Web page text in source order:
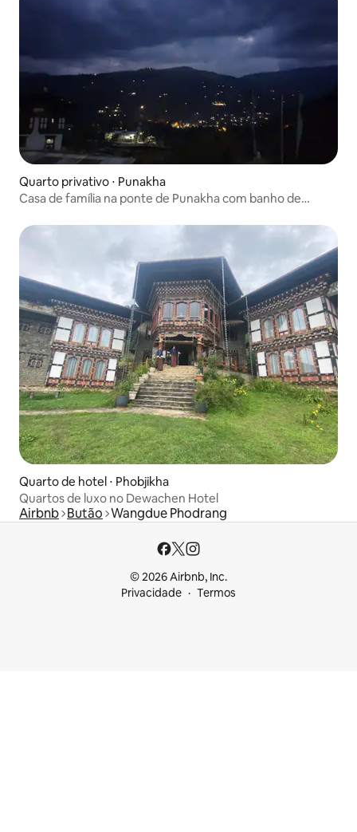
Quarto privativo ⋅ Punakha
Casa de família na ponte de Punakha com banho de
Quarto de hotel ⋅ Phobjikha
Quartos de luxo no Dewachen Hotel
Airbnb Butão Wangdue Phodrang
© 2026 Airbnb, Inc.
Privacidade
Termos